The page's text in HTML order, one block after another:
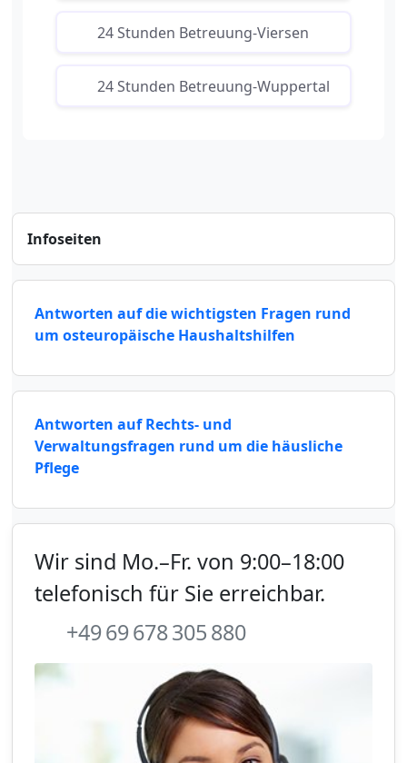
24 Stunden Betreuung-Viersen
24 Stunden Betreuung-Wuppertal
Infoseiten
Antworten auf die wichtigsten Fragen rund
um osteuropäische Haushaltshilfen
Antworten auf Rechts- und
Verwaltungsfragen rund um die häusliche
Pflege
Wir sind Mo.–Fr. von 9:00–18:00
telefonisch für Sie erreichbar.
+49 69 678 305 880